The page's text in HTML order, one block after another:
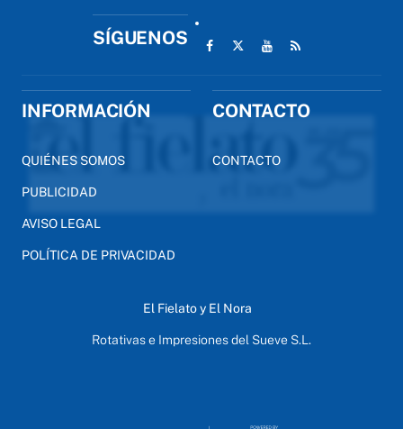
SÍGUENOS
INFORMACIÓN
QUIÉNES SOMOS
PUBLICIDAD
AVISO LEGAL
POLÍTICA DE PRIVACIDAD
CONTACTO
CONTACTO
El Fielato y El Nora
Rotativas e Impresiones del Sueve S.L.